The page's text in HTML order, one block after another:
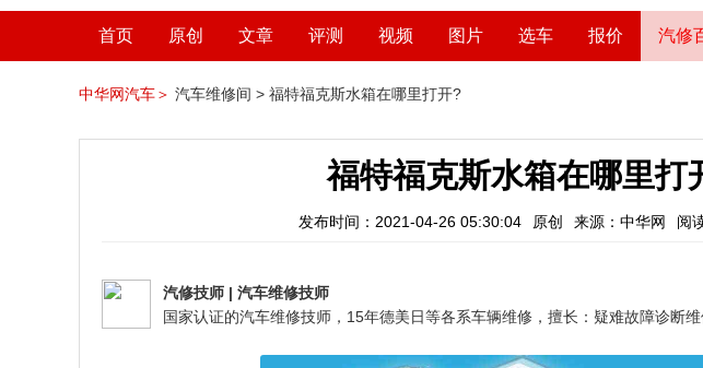
首页 原创 文章 评测 视频 图片 选车 报价 汽修
中华网汽车＞ 汽车维修间 > 福特福克斯水箱在哪里打开?
福特福克斯水箱在哪里打
发布时间：2021-04-26 05:30:04 原创 来源：中华网 阅
汽修技师 | 汽车维修技师